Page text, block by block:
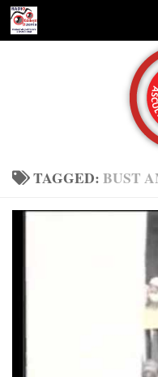
Skip to content
TAGGED:BUST